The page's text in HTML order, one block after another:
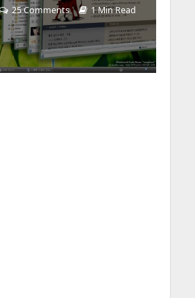
25 Comments 1 Min Read